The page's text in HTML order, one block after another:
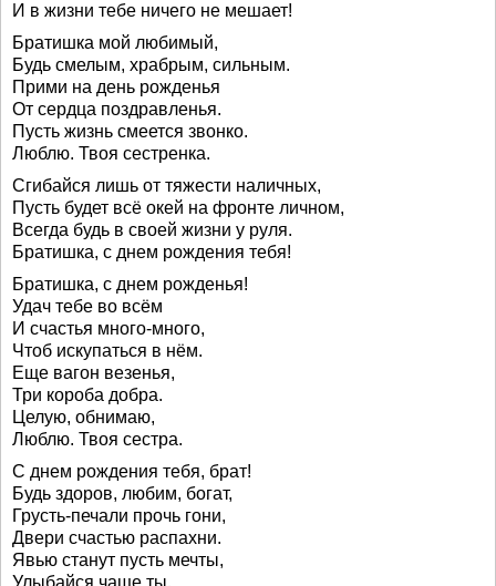
И в жизни тебе ничего не мешает!
Братишка мой любимый,
Будь смелым, храбрым, сильным.
Прими на день рожденья
От сердца поздравленья.
Пусть жизнь смеется звонко.
Люблю. Твоя сестренка.
Сгибайся лишь от тяжести наличных,
Пусть будет всё окей на фронте личном,
Всегда будь в своей жизни у руля.
Братишка, с днем рождения тебя!
Братишка, с днем рожденья!
Удач тебе во всём
И счастья много-много,
Чтоб искупаться в нём.
Еще вагон везенья,
Три короба добра.
Целую, обнимаю,
Люблю. Твоя сестра.
С днем рождения тебя, брат!
Будь здоров, любим, богат,
Грусть-печали прочь гони,
Двери счастью распахни.
Явью станут пусть мечты,
Улыбайся чаще ты,